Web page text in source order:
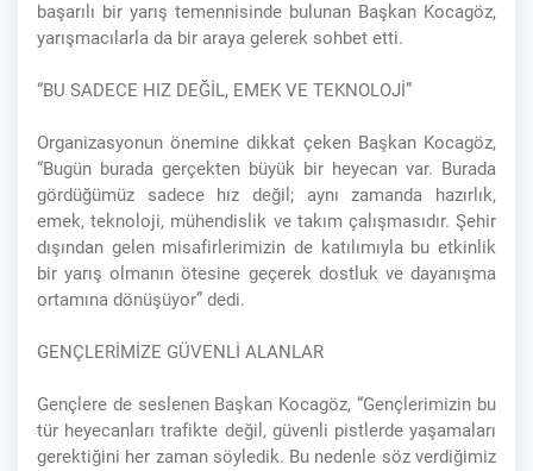
başarılı bir yarış temennisinde bulunan Başkan Kocagöz,
yarışmacılarla da bir araya gelerek sohbet etti.
“BU SADECE HIZ DEĞİL, EMEK VE TEKNOLOJİ”
Organizasyonun önemine dikkat çeken Başkan Kocagöz,
“Bugün burada gerçekten büyük bir heyecan var. Burada
gördüğümüz sadece hız değil; aynı zamanda hazırlık,
emek, teknoloji, mühendislik ve takım çalışmasıdır. Şehir
dışından gelen misafirlerimizin de katılımıyla bu etkinlik
bir yarış olmanın ötesine geçerek dostluk ve dayanışma
ortamına dönüşüyor” dedi.
GENÇLERİMİZE GÜVENLİ ALANLAR
Gençlere de seslenen Başkan Kocagöz, “Gençlerimizin bu
tür heyecanları trafikte değil, güvenli pistlerde yaşamaları
gerektiğini her zaman söyledik. Bu nedenle söz verdiğimiz